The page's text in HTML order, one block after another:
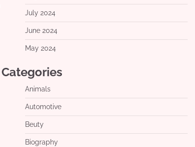
July 2024
June 2024
May 2024
Categories
Animals
Automotive
Beuty
Biography